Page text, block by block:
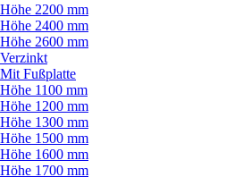
Höhe 2200 mm
Höhe 2400 mm
Höhe 2600 mm
Verzinkt
Mit Fußplatte
Höhe 1100 mm
Höhe 1200 mm
Höhe 1300 mm
Höhe 1500 mm
Höhe 1600 mm
Höhe 1700 mm